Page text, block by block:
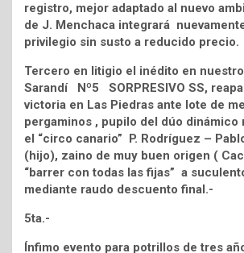
registro, mejor adaptado al nuevo
de J. Menchaca integrará
privilegio sin susto a reducido precio.
Tercero en litigio el inédito en
Sarandí Nº5 SORPRESIVO SS,
victoria en Las Piedras ante lote de
pergaminos , pupilo del dúo dinámico
el “circo canario” P. Rodríguez –
(hijo), zaino de muy buen origen (
“barrer con todas las fijas” a
mediante raudo descuento final.-
5ta.-
Ínfimo evento para potrillos de tres